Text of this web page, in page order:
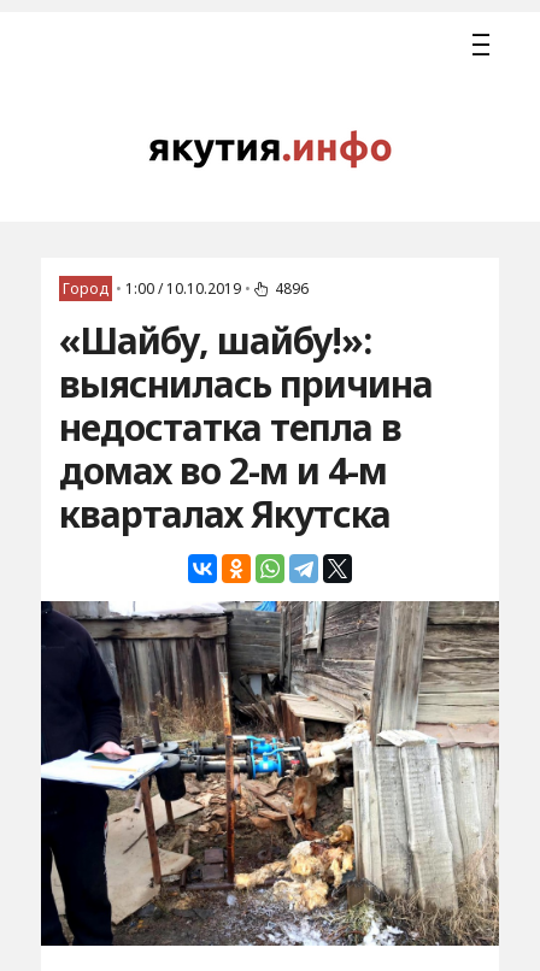
Город • 1:00 / 10.10.2019 • 4896
«Шайбу, шайбу!»:
выяснилась причина
недостатка тепла в
домах во 2-м и 4-м
кварталах Якутска